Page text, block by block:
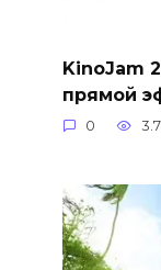
KinoJam
прямой
0